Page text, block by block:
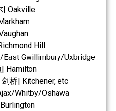
| Oakville
Hill
Gwillimbury/Uxbridge
Hamilton
桥| Kitchener, etc
Whitby/Oshawa